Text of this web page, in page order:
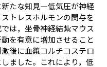
たな知見―低気圧が神経
トレスホルモンの関与を
は，坐骨神経結紮マウス
を有意に増加させること
後に血漿コルチコステロ
ました。これにより，低